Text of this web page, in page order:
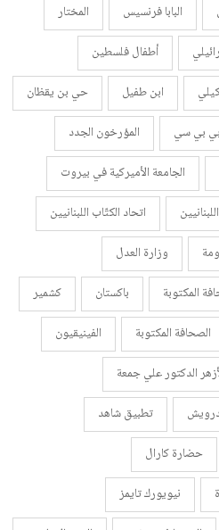
البابا فرنسيس
المختار
أطفال فلسطين
ابن طفيل
حي بن يقظان
بي بي سي
المؤرخون الجدد
الجامعة الأميركية في بيروت
اتحاد الكتّاب اللبنانيين
وزارة العدل
المكتوبة باكستان
كشمير
الصحافة المكتوبة
الفينيقيون
الدكتور علي جمعة
تطبيق شاهد
حضارة كارال
نيويورك تايمز